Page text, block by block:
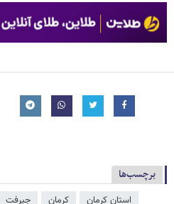
برچسب‌ها
استان کرمان کرمان جیرفت